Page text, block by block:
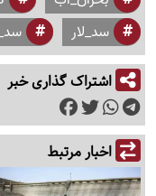
سد_لار
اشتراک گذاری خبر
اخبار مرتبط